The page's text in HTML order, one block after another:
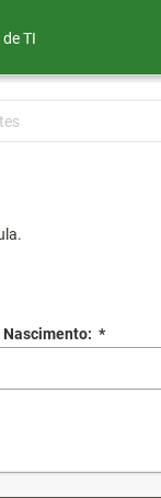
TI
Nascimento: *